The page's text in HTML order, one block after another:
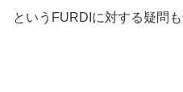
というFURDIに対する疑問も